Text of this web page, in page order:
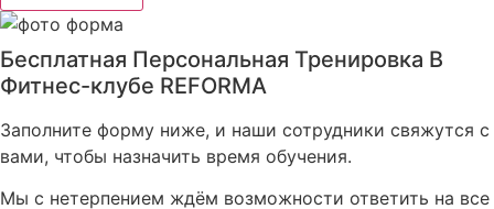
Бесплатная Персональная Тренировка В
Фитнес-клубе REFORMA
Заполните форму ниже, и наши сотрудники свяжутся с
вами, чтобы назначить время обучения.
Мы с нетерпением ждём возможности ответить на все